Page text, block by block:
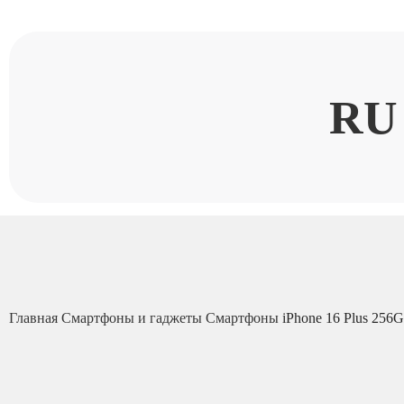
RU
Главная Смартфоны и гаджеты Смартфоны iPhone 16 Plus